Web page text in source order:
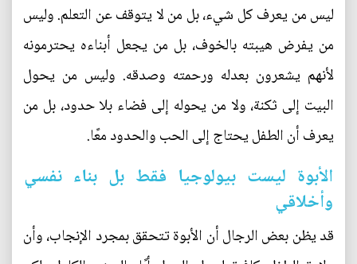
ليس من يعرف كل شيء، بل من لا يتوقف عن التعلم. وليس
من يفرض هيبته بالخوف، بل من يجعل أبناءه يحترمونه
لأنهم يشعرون بعدله ورحمته وصدقه. وليس من يحول
البيت إلى ثكنة، ولا من يحوله إلى فضاء بلا حدود، بل من
يعرف أن الطفل يحتاج إلى الحب والحدود معًا.
الأبوة ليست بيولوجيا فقط بل بناء نفسي
وأخلاقي
قد يظن بعض الرجال أن الأبوة تتحقق بمجرد الإنجاب، وأن